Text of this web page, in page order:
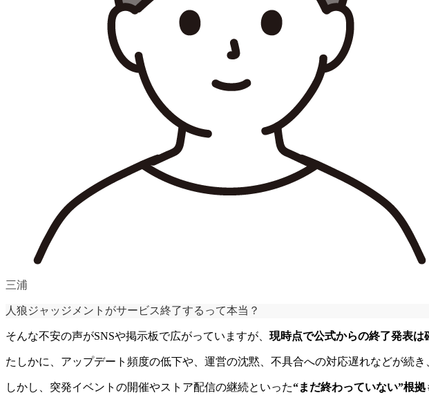
三浦
人狼ジャッジメントがサービス終了するって本当？
そんな不安の声がSNSや掲示板で広がっていますが、 現時点で公式からの終了発表は
たしかに、アップデート頻度の低下や、運営の沈黙、不具合への対応遅れなどが続
しかし、突発イベントの開催やストア配信の継続といった“まだ終わっていない”根拠